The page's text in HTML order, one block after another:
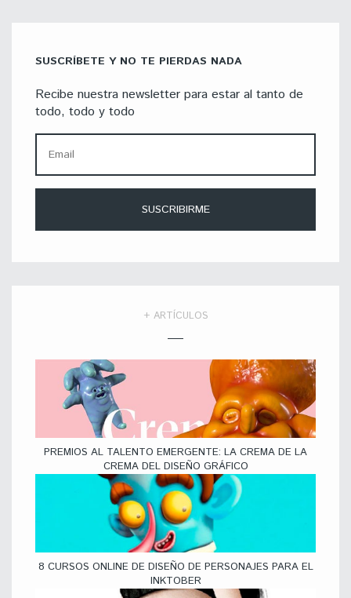
SUSCRÍBETE Y NO TE PIERDAS NADA
Recibe nuestra newsletter para estar al tanto de
todo, todo y todo
+ ARTÍCULOS
PREMIOS AL TALENTO EMERGENTE: LA CREMA DE LA
CREMA DEL DISEÑO GRÁFICO
8 CURSOS ONLINE DE DISEÑO DE PERSONAJES PARA EL
INKTOBER